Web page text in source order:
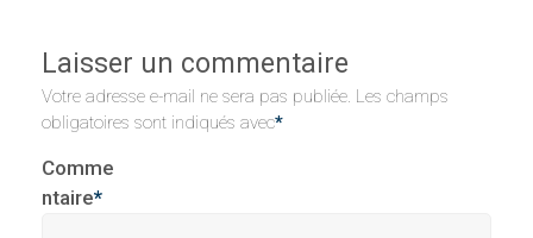
Laisser un commentaire
Votre adresse e-mail ne sera pas publiée. Les champs
obligatoires sont indiqués avec*
Comme
ntaire*